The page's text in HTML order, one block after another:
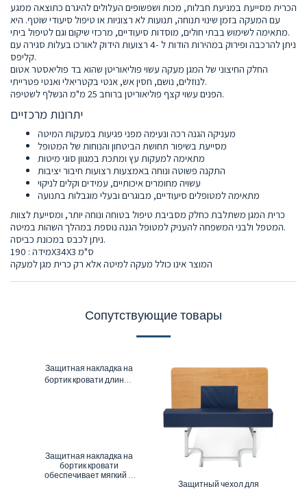
הכרית מסייעת במניעת חבלות, מכות ושפשופים העלולים להיגרם כתוצאה ממגע
עם המעקה בזמן שינוי תנוחה, תנועות לא רצוניות או טיפול סיעודי שוטף. היא
מתאימה לשימוש בבתי חולים, מוסדות סיעודיים, מרכזי שיקום וגם לטיפול ביתי.
ניתן להרכבה ופירוק במהירות הודות ל -4 רצועות הידוק לאורכו בעלות סגירה עם
קליפס.
החלק החיצוני של המגן מעקה עשוי פוליאוריטן שהוא בד פוליאסטר אטום
לנוזלים, נושם, חסין אש, אנטי בקטריאלי ואנטי פטרייתי.
הפנים עשוי קצף פוליאוריטן ברוחב 25 מ"מ הנשלף לשטיפה.
יתרונות מרכזיים
מעניקה הגנה רכה ונעימה מפני פגיעות במעקות המיטה
מסייעת בשיפור תחושת הביטחון והנוחות של המטופל
מתאימה למעקות עץ ומתכת במגוון סוגי מיטות
התקנה פשוטה ונוחה באמצעות רצועות חיבור יציבות
עשויה מחומרים איכותיים, עמידים וקלים לניקוי
מתאימה למטופלים סיעודיים, מבוגרים ובעלי מוגבלות בתנועה
כרית המגן משתלבת כחלק מסביבת טיפול בטוחה ונוחה יותר, ומסייעת לצוות
המטפל ולבני המשפחה להעניק למטופל הגנה נוספת במהלך השהות במיטה.
ניתן לכבס במכונת כביסה.
מידה : 190X34X3 ס"מ
המוצר אינו כולל מעקה למיטה אלא רק כרית מגן למעקה
Сопутствующие товары
Защитная накладка на
бортик кровати длиной
Защитная накладка на
бортик кровати
обеспечивает мягкий и
Защитный чехол для